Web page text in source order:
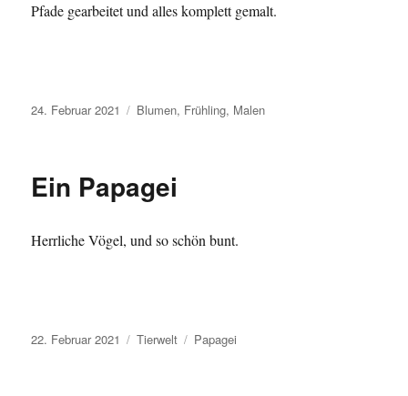
Pfade gearbeitet und alles komplett gemalt.
Veröffentlicht
24. Februar 2021 Kategorien
Blumen, Frühling, Malen
Ein Papagei
Herrliche Vögel, und so schön bunt.
Veröffentlicht
22. Februar 2021 Kategorien
Tierwelt Schlagwörter
Papagei